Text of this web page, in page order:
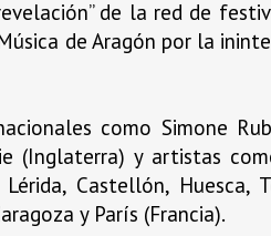
de la red de
de Aragón por la
como Simone
(Inglaterra) y artistas
Castellón,
y París (Francia).